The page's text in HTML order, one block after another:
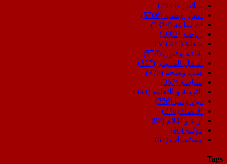
سلايدر (7833)
أخبار وطنية (5706)
24 ساعة
(1314)
رياضة (1002)
شعلة TV (709)
ثقافة وفنون (578)
أسفل السليدر (527)
طب وصحة (376)
سياسة (367)
التربية و التعليم (363)
دين ودنيا (356)
اقتصاد (278)
اراء و اقلام (97)
دولية (90)
مستجدات (61)
Tags